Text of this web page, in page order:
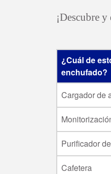
¡Descubre
¿Cuál de
enchufado?
Cargador de
Purificador
Cafetera